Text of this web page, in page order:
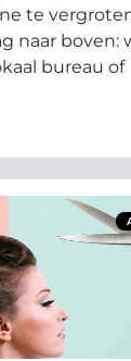
te
naar boven:
bureau of